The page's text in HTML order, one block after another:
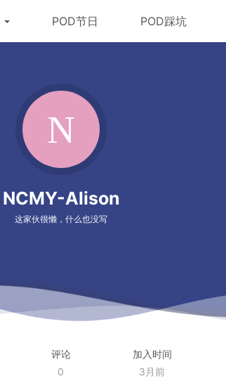
POD节日 POD踩坑
NCMY-Alison
这家伙很懒，什么也没写
评论
0
加入时间
3月前